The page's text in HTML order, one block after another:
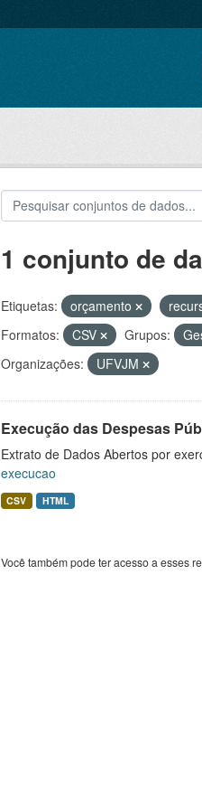
1 conjunto de
Etiquetas: orçamento
Formatos:
CSV Grupos:
Organizações:
UFVJM
Execução das Despesas
Extrato de Dados Abertos por
execucao
CSV HTML
Você também pode ter acesso a esses